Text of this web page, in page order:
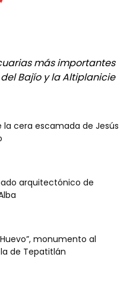
más importantes
Bajío y la Altiplanicie
la cera escamada de Jesús
arquitectónico de
monumento al
de Tepatitlán